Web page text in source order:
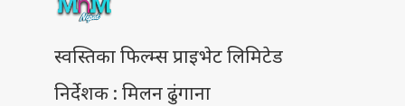
स्वस्तिका फिल्म्स प्राइभेट लिमिटेड
निर्देशक : मिलन ढुंगाना